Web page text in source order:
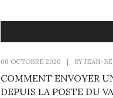
06 OCTOBRE 2020 BY JEAN-
COMMENT ENVOYER
DEPUIS LA POSTE DU